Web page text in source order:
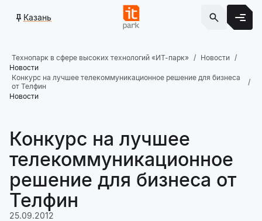
Казань
Технопарк в сфере высоких технологий «ИТ-парк»
Новости
Новости
Конкурс на лучшее телекоммуникационное решение для бизнеса
от Телфин
Новости
Конкурс на лучшее
телекоммуникационное
решение для бизнеса от
Телфин
25.09.2012